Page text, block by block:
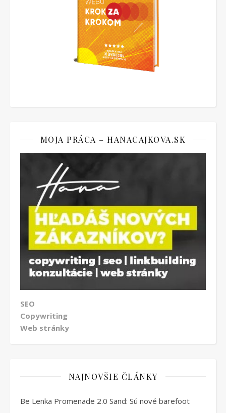
MOJA PRÁCA – HANACAJKOVA.SK
SEO
Copywriting
Web stránky
NAJNOVŠIE ČLÁNKY
Be Lenka Promenade 2.0 Sand: Sú nové barefoot